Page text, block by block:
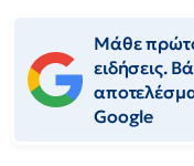
Μάθε
ειδήσεις.
Google